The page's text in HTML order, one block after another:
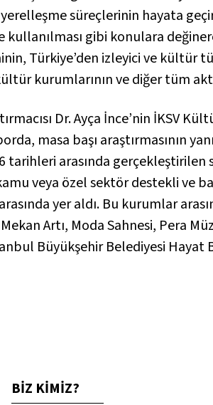
yerelleşme süreçlerinin hayata
gibi konulara
Türkiye’den izleyici ve kültür
kurumlarının ve diğer tüm
Dr. Ayça İnce’nin İKSV
masa başı araştırmasının
tarihleri arasında gerçekleştirilen
veya özel sektör destekli ve
yer aldı. Bu kurumlar
Artı, Moda Sahnesi, Pera
Büyükşehir Belediyesi Hayat
BİZ KİMİZ?